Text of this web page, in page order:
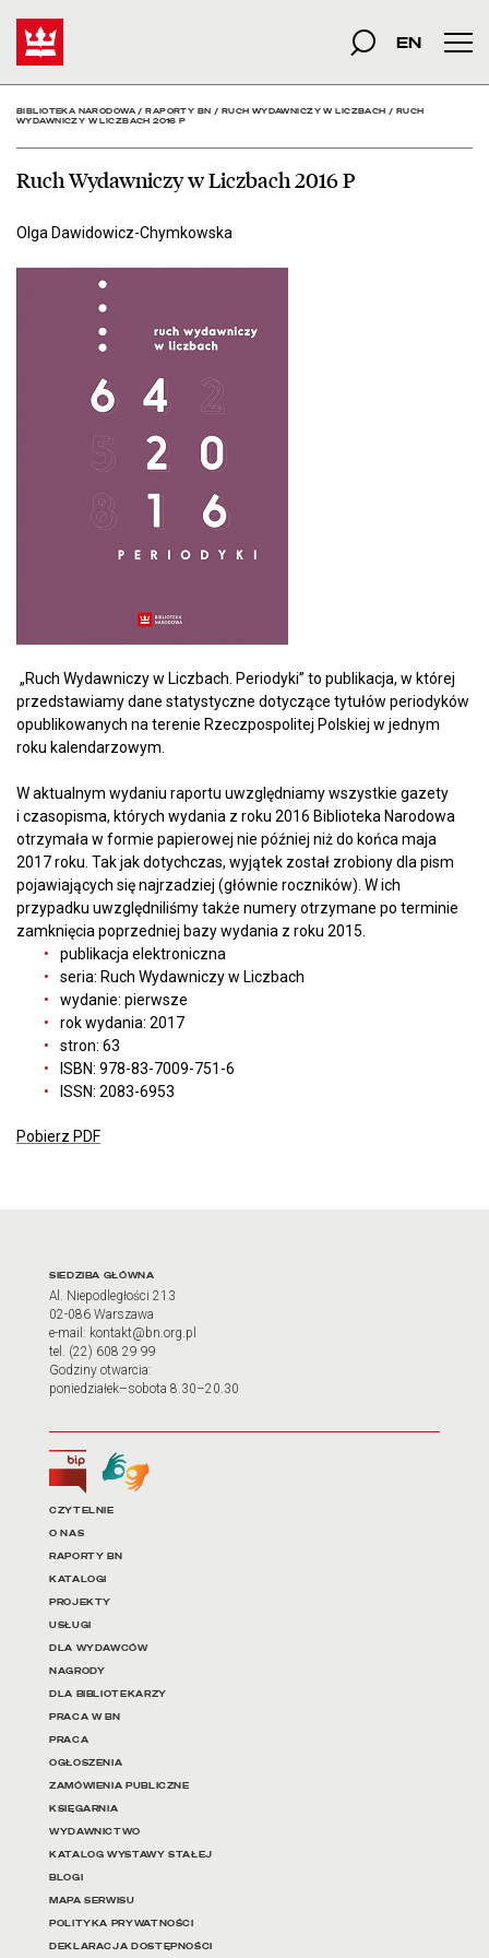
Ruch Wydawniczy w
szukana fraza
Szukaj
EN
BIBLIOTEKA NARODOWA/RAPORTY BN / RUCH WYDAWNICZY W LICZBACH / RUCH
WYDAWNICZY W LICZBACH 2016 P
Ruch Wydawniczy w Liczbach 2016 P
Olga Dawidowicz-Chymkowska
„Ruch Wydawniczy w Liczbach. Periodyki” to publikacja, w której
przedstawiamy dane statystyczne dotyczące tytułów periodyków
opublikowanych na terenie Rzeczpospolitej Polskiej w jednym
roku kalendarzowym.
W aktualnym wydaniu raportu uwzględniamy wszystkie gazety
i czasopisma, których wydania z roku 2016 Biblioteka Narodowa
otrzymała w formie papierowej nie później niż do końca maja
2017 roku. Tak jak dotychczas, wyjątek został zrobiony dla pism
pojawiających się najrzadziej (głównie roczników). W ich
przypadku uwzględniliśmy także numery otrzymane po terminie
zamknięcia poprzedniej bazy wydania z roku 2015.
publikacja elektroniczna
seria: Ruch Wydawniczy w Liczbach
wydanie: pierwsze
rok wydania: 2017
stron: 63
ISBN: 978-83-7009-751-6
ISSN: 2083-6953
Pobierz PDF
Adres oraz godziny
SIEDZIBA GŁÓWNA
Al. Niepodległości 213
02-086 Warszawa
e-mail: kontakt@bn.org.pl
tel. (22) 608 29 99
Godziny otwarcia:
poniedziałek–sobota 8.30–20.30
Biuletyn Informacji Publicznej
Tłumacz języka migowego
Linki do najważniejszych
CZYTELNIE
O NAS
RAPORTY BN
KATALOGI
PROJEKTY
USŁUGI
DLA WYDAWCÓW
NAGRODY
DLA BIBLIOTEKARZY
PRACA W BN
PRACA
OGŁOSZENIA
ZAMÓWIENIA PUBLICZNE
KSIĘGARNIA
WYDAWNICTWO
KATALOG WYSTAWY STAŁEJ
BLOGI
MAPA SERWISU
POLITYKA PRYWATNOŚCI
DEKLARACJA DOSTĘPNOŚCI